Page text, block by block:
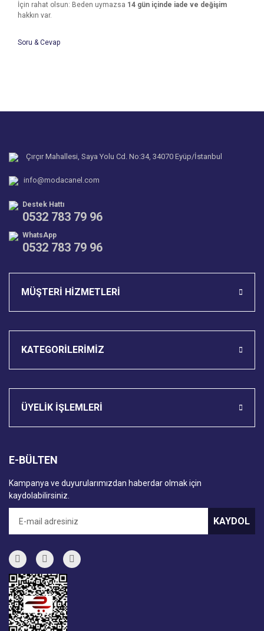
İçin rahat olsun: Beden uymazsa 14 gün içinde iade ve değişim
hakkın var.
Bu ürüne benzer farklı alternatifler olmalı.
Soru & Cevap
Çırçır Mahallesi, Saya Yolu Cd. No:34, 34070 Eyüp/İstanbul
info@modacanel.com
Destek Hattı
0532 783 79 96
WhatsApp
0532 783 79 96
MÜŞTERİ HİZMETLERİ
KATEGORİLERİMİZ
ÜYELİK İŞLEMLERİ
E-BÜLTEN
Kampanya ve duyurularımızdan haberdar olmak için
kaydolabilirsiniz.
KAYDOL